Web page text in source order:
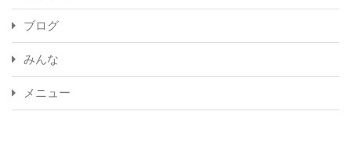
ブログ
みんな
メニュー